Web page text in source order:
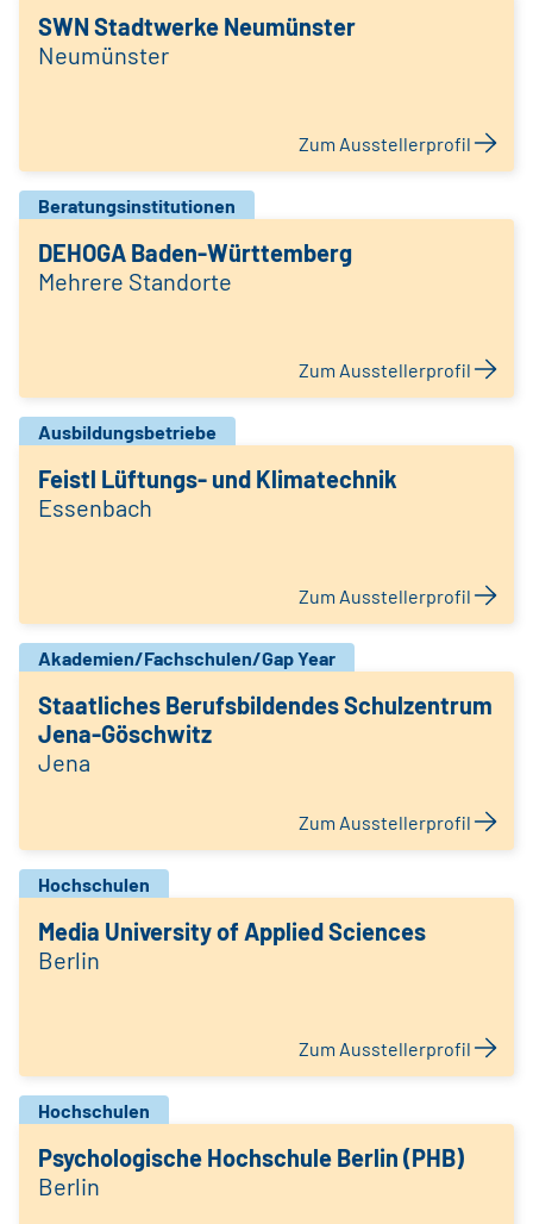
SWN Stadtwerke Neumünster
Neumünster
Zum Ausstellerprofil
Beratungsinstitutionen
DEHOGA Baden-Württemberg
Mehrere Standorte
Zum Ausstellerprofil
Ausbildungsbetriebe
Feistl Lüftungs- und Klimatechnik
Essenbach
Zum Ausstellerprofil
Akademien/Fachschulen/Gap Year
Staatliches Berufsbildendes Schulzentrum
Jena-Göschwitz
Jena
Zum Ausstellerprofil
Hochschulen
Media University of Applied Sciences
Berlin
Zum Ausstellerprofil
Hochschulen
Psychologische Hochschule Berlin (PHB)
Berlin